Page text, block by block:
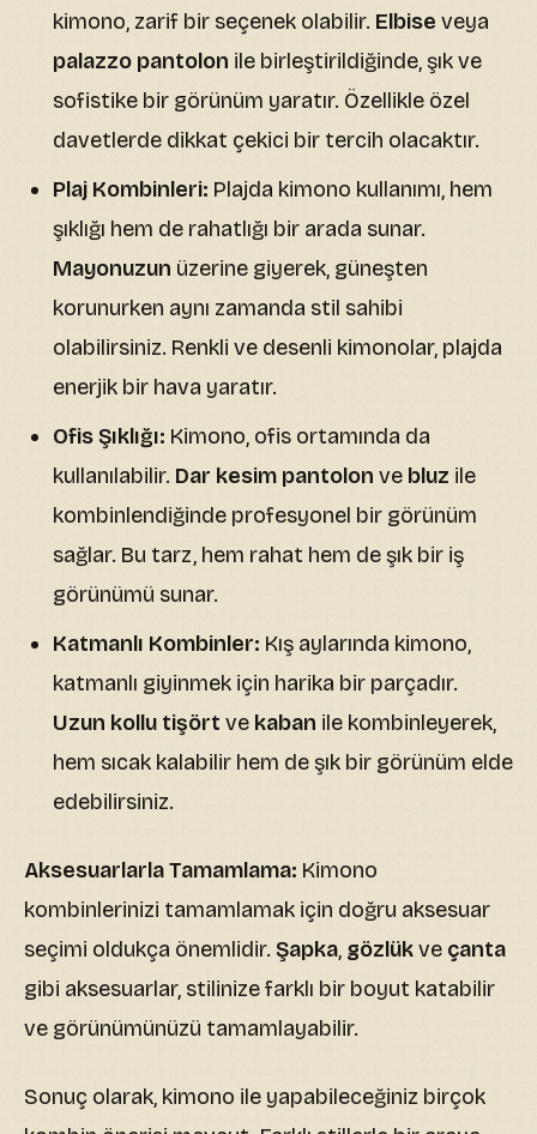
kimono, zarif bir seçenek olabilir. Elbise veya
palazzo pantolon ile birleştirildiğinde, şık ve
sofistike bir görünüm yaratır. Özellikle özel
davetlerde dikkat çekici bir tercih olacaktır.
Plaj Kombinleri: Plajda kimono kullanımı, hem
şıklığı hem de rahatlığı bir arada sunar.
Mayonuzun üzerine giyerek, güneşten
korunurken aynı zamanda stil sahibi
olabilirsiniz. Renkli ve desenli kimonolar, plajda
enerjik bir hava yaratır.
Ofis Şıklığı: Kimono, ofis ortamında da
kullanılabilir. Dar kesim pantolon ve bluz ile
kombinlendiğinde profesyonel bir görünüm
sağlar. Bu tarz, hem rahat hem de şık bir iş
görünümü sunar.
Katmanlı Kombinler: Kış aylarında kimono,
katmanlı giyinmek için harika bir parçadır.
Uzun kollu tişört ve kaban ile kombinleyerek,
hem sıcak kalabilir hem de şık bir görünüm elde
edebilirsiniz.
Aksesuarlarla Tamamlama: Kimono
kombinlerinizi tamamlamak için doğru aksesuar
seçimi oldukça önemlidir. Şapka, gözlükve çanta
gibi aksesuarlar, stilinize farklı bir boyut katabilir
ve görünümünüzü tamamlayabilir.
Sonuç olarak, kimono ile yapabileceğiniz birçok